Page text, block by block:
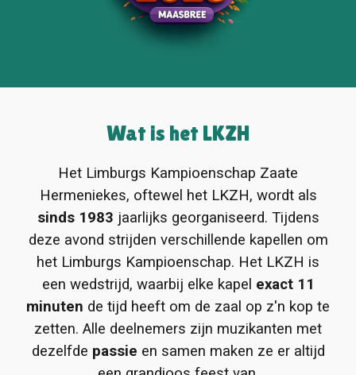
Wat is het LKZH
Het Limburgs Kampioenschap Zaate
Hermeniekes, oftewel het LKZH, wordt als
sinds 1983 jaarlijks georganiseerd. Tijdens
deze avond strijden verschillende kapellen om
het Limburgs Kampioenschap. Het LKZH is
een wedstrijd, waarbij elke kapel exact 11
minuten de tijd heeft om de zaal op z'n kop te
zetten. Alle deelnemers zijn muzikanten met
dezelfde passie en samen maken ze er altijd